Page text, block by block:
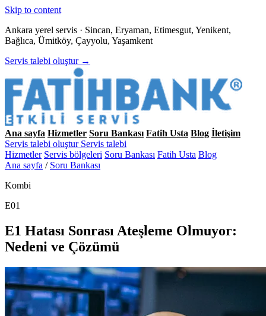
Skip to content
Ankara yerel servis · Sincan, Eryaman, Etimesgut, Yenikent,
Bağlıca, Ümitköy, Çayyolu, Yaşamkent
Servis talebi oluştur →
Ana sayfa Hizmetler Soru Bankası Fatih Usta Blog İletişim
Servis talebi oluştur Servis talebi
Hizmetler Servis bölgeleri Soru Bankası Fatih Usta Blog
Ana sayfa / Soru Bankası
Kombi
E01
E1 Hatası Sonrası Ateşleme Olmuyor:
Nedeni ve Çözümü